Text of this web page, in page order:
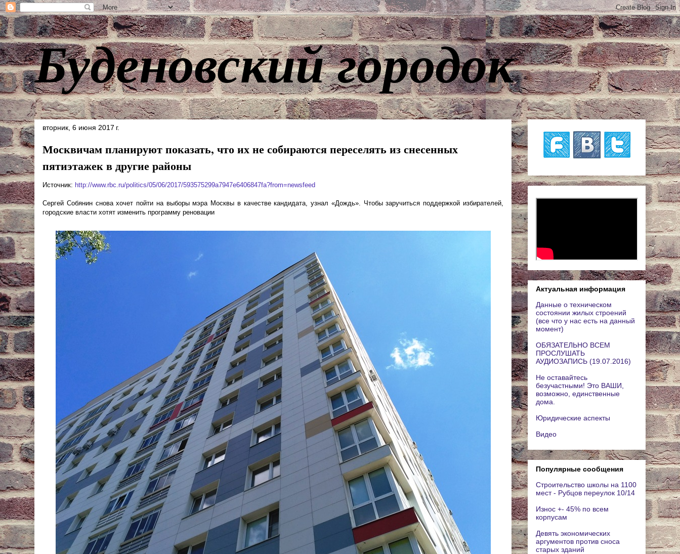
Буденовский городок
вторник, 6 июня 2017 г.
Москвичам планируют показать, что их не собираются переселять из снесенных
пятиэтажек в другие районы
Источник: http://www.rbc.ru/politics/05/06/2017/593575299a7947e6406847fa?from=newsfeed
Сергей Собянин снова хочет пойти на выборы мэра Москвы в качестве кандидата, узнал «Дождь». Чтобы заручиться поддержкой избирателей,
городские власти хотят изменить программу реновации
Актуальная информация
Данные о техническом
состоянии жилых строений
(все что у нас есть на данный
момент)
ОБЯЗАТЕЛЬНО ВСЕМ
ПРОСЛУШАТЬ
АУДИОЗАПИСЬ (19.07.2016)
Не оставайтесь
безучастными! Это ВАШИ,
возможно, единственные
дома.
Юридические аспекты
Видео
Популярные сообщения
Строительство школы на 1100
мест - Рубцов переулок 10/14
Износ +- 45% по всем
корпусам
Девять экономических
аргументов против сноса
старых зданий